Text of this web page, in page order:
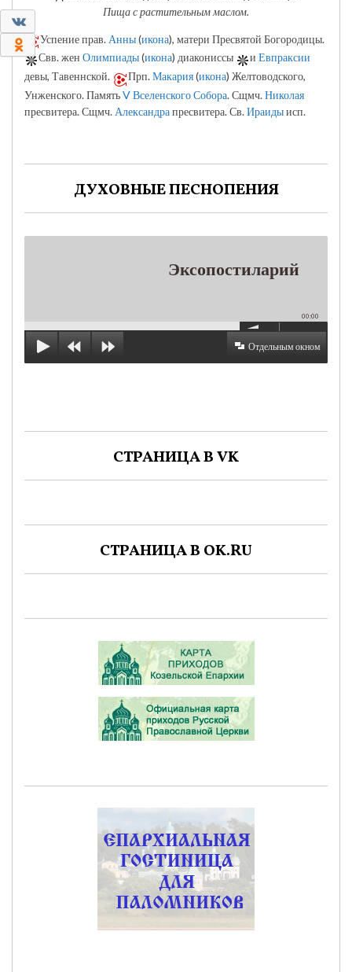
0
Пища с растительным маслом.
Успение прав. Анны(икона), матери Пресвятой Богородицы.
Свв. жен Олимпиады(икона) диакониссы и Евпраксии
девы, Тавеннской.
Прп.Макария(икона) Желтоводского,
Унженского. ПамятьV Вселенского Собора. Сщмч.Николая
пресвитера. Сщмч. Александрапресвитера. Св.Ираидыисп.
ДУХОВНЫЕ ПЕСНОПЕНИЯ
Эксопостиларий
00:00
Отдельным окном
СТРАНИЦА В VK
СТРАНИЦА В OK.RU